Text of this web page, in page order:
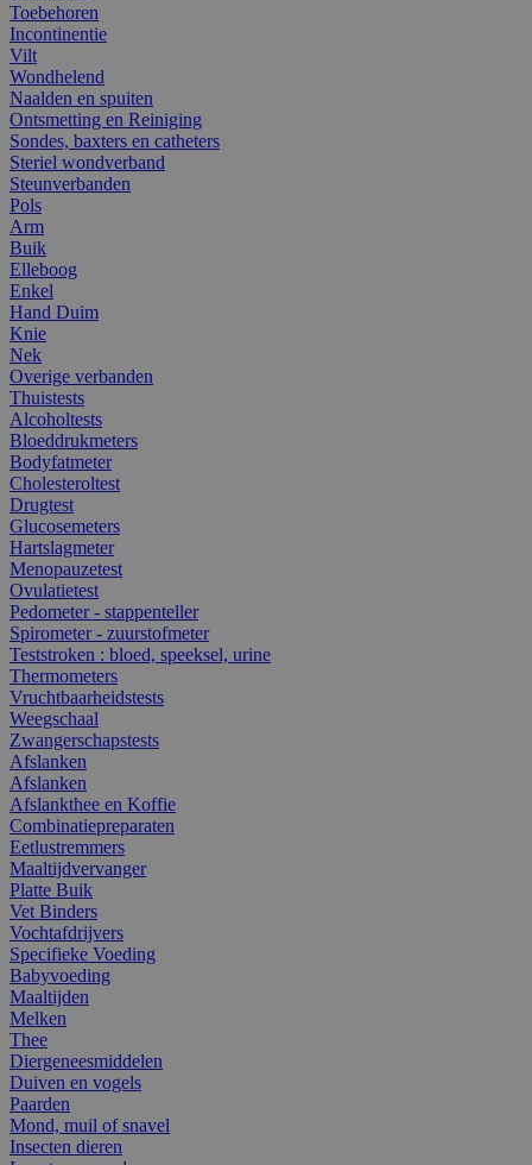
Toebehoren
Incontinentie
Vilt
Wondhelend
Naalden en spuiten
Ontsmetting en Reiniging
Sondes, baxters en catheters
Steriel wondverband
Steunverbanden
Pols
Arm
Buik
Elleboog
Enkel
Hand Duim
Knie
Nek
Overige verbanden
Thuistests
Alcoholtests
Bloeddrukmeters
Bodyfatmeter
Cholesteroltest
Drugtest
Glucosemeters
Hartslagmeter
Menopauzetest
Ovulatietest
Pedometer - stappenteller
Spirometer - zuurstofmeter
Teststroken : bloed, speeksel, urine
Thermometers
Vruchtbaarheidstests
Weegschaal
Zwangerschapstests
Afslanken
Afslanken
Afslankthee en Koffie
Combinatiepreparaten
Eetlustremmers
Maaltijdvervanger
Platte Buik
Vet Binders
Vochtafdrijvers
Specifieke Voeding
Babyvoeding
Maaltijden
Melken
Thee
Diergeneesmiddelen
Duiven en vogels
Paarden
Mond, muil of snavel
Insecten dieren